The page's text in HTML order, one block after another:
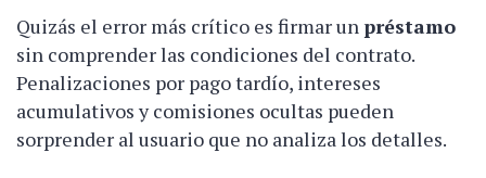
Quizás el error más crítico es firmar un préstamo
sin comprender las condiciones del contrato.
Penalizaciones por pago tardío, intereses
acumulativos y comisiones ocultas pueden
sorprender al usuario que no analiza los detalles.